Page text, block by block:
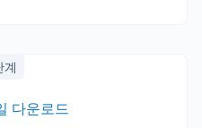
계
다운로드